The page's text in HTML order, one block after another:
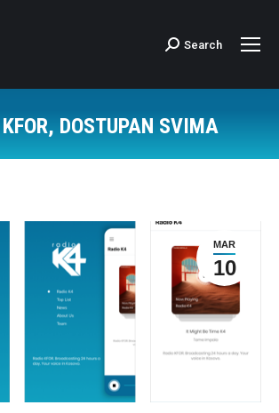
Search:
Search
DOSTUPAN SVIMA
MAR
10